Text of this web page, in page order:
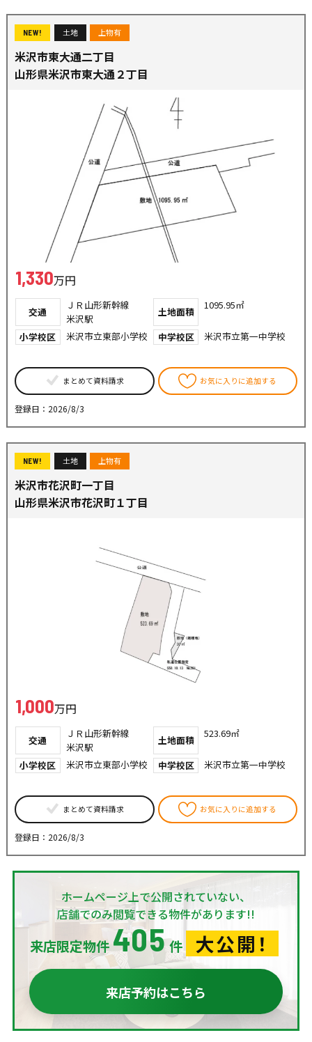
NEW! 土地 上物有
米沢市東大通二丁目
山形県米沢市東大通２丁目
1,330万円
交通
ＪＲ山形新幹線
米沢駅
土地面積
1095.95㎡
小学校区 米沢市立東部小学校 中学校区 米沢市立第一中学校
まとめて資料請求 お気に入りに追加する
登録日：2026/8/3
NEW! 土地 上物有
米沢市花沢町一丁目
山形県米沢市花沢町１丁目
1,000万円
交通
ＪＲ山形新幹線
米沢駅
土地面積
523.69㎡
小学校区 米沢市立東部小学校 中学校区 米沢市立第一中学校
まとめて資料請求 お気に入りに追加する
登録日：2026/8/3
ホームページ上で公開されていない、
店舗でのみ閲覧できる物件があります!!
来店限定物件 405件 大公開！
来店予約はこちら